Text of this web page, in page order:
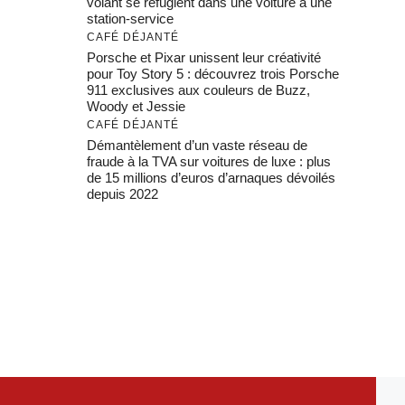
station-service
CAFÉ DÉJANTÉ
Porsche et Pixar unissent leur créativité
pour Toy Story 5 : découvrez trois Porsche
911 exclusives aux couleurs de Buzz,
Woody et Jessie
CAFÉ DÉJANTÉ
Démantèlement d’un vaste réseau de
fraude à la TVA sur voitures de luxe : plus
de 15 millions d’euros d’arnaques dévoilés
depuis 2022